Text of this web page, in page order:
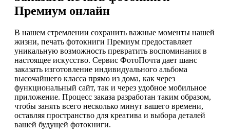
Премиум онлайн
В нашем стремлении сохранить важные моменты нашей
жизни, печать фотокниги Премиум предоставляет
уникальную возможность превратить воспоминания в
настоящее искусство. Сервис ФотоПочта дает шанс
заказать изготовление индивидуального альбома
высочайшего класса прямо из дома, как через
функциональный сайт, так и через удобное мобильное
приложение. Процесс заказа разработан таким образом,
чтобы занять всего несколько минут вашего времени,
оставляя пространство для креатива и выбора деталей
вашей будущей фотокниги.